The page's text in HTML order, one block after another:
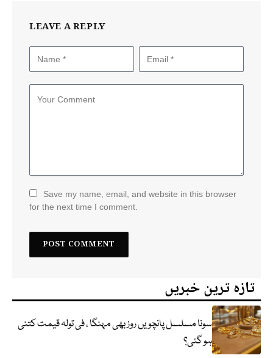
LEAVE A REPLY
Save my name, email, and website in this browser
for the next time I comment.
تازہ ترین خبریں
سونا مسلسل پانچویں روز بھی مہنگا ، فی تولہ قیمت کتنی
ہو گئی؟